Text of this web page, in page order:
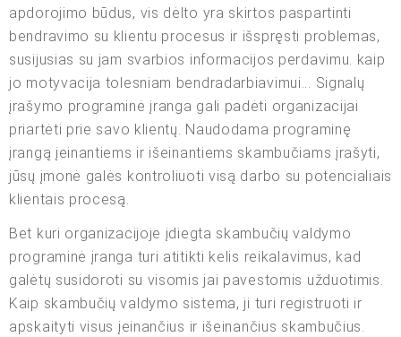
apdorojimo būdus, vis dėlto yra skirtos paspartinti
bendravimo su klientu procesus ir išspręsti problemas,
susijusias su jam svarbios informacijos perdavimu. kaip
jo motyvacija tolesniam bendradarbiavimui... Signalų
įrašymo programinė įranga gali padėti organizacijai
priartėti prie savo klientų. Naudodama programinę
įrangą įeinantiems ir išeinantiems skambučiams įrašyti,
jūsų įmonė galės kontroliuoti visą darbo su potencialiais
klientais procesą.
Bet kuri organizacijoje įdiegta skambučių valdymo
programinė įranga turi atitikti kelis reikalavimus, kad
galėtų susidoroti su visomis jai pavestomis užduotimis.
Kaip skambučių valdymo sistema, ji turi registruoti ir
apskaityti visus įeinančius ir išeinančius skambučius.